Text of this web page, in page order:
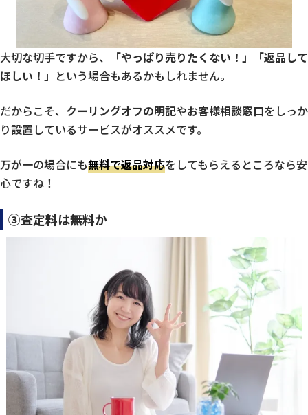
大切な切手ですから、
「やっぱり売りたくない！」「返品して
ほしい！」 という場合もあるかもしれません。
だからこそ、 クーリングオフの明記やお客様相談窓口をしっか
り設置しているサービスがオススメです。
万が一の場合にも無料で返品対応をしてもらえるところなら安
心ですね！
③査定料は無料か